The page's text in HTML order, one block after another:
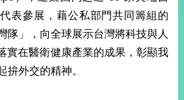
表參展，藉公私部門共同籌組的
隊」，向全球展示台灣將科技與人
實在醫衛健康產業的成果，彰顯我
拚外交的精神。